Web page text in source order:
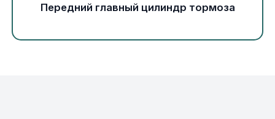
Передний главный цилиндр тормоза